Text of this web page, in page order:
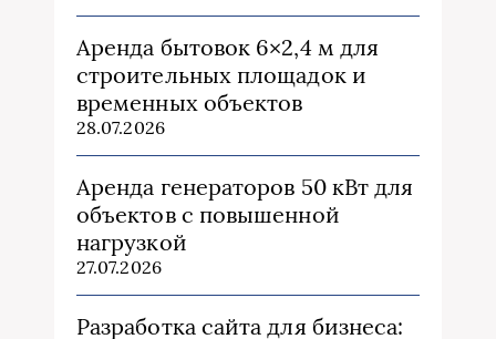
Аренда бытовок 6×2,4 м для
строительных площадок и
временных объектов
28.07.2026
Аренда генераторов 50 кВт для
объектов с повышенной
нагрузкой
27.07.2026
Разработка сайта для бизнеса: